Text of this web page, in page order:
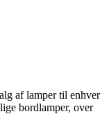
af lamper til enhver
bordlamper, over